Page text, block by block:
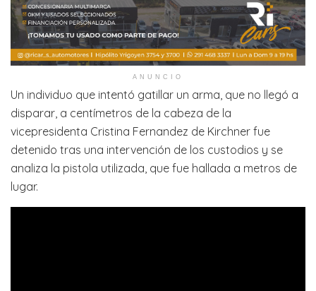
ANUNCIO
Un individuo que intentó gatillar un arma, que no llegó a
disparar, a centímetros de la cabeza de la
vicepresidenta Cristina Fernandez de Kirchner fue
detenido tras una intervención de los custodios y se
analiza la pistola utilizada, que fue hallada a metros de
lugar.